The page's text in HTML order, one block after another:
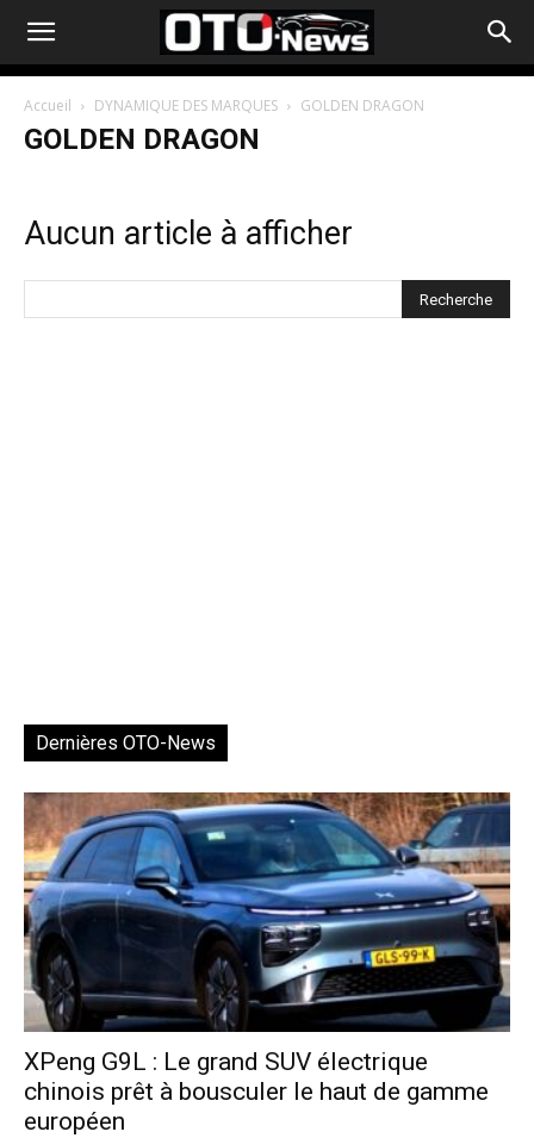
Accueil DYNAMIQUE DES MARQUES GOLDEN DRAGON
GOLDEN DRAGON
Aucun article à afficher
Dernières OTO-News
XPeng G9L : Le grand SUV électrique
chinois prêt à bousculer le haut de gamme
européen